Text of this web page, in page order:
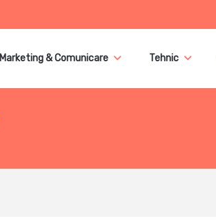
Marketing & Comunicare Tehnic